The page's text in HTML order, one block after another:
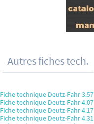
Autres fiches tech.
Fiche technique Deutz-Fahr 3.57
Fiche technique Deutz-Fahr 4.07
Fiche technique Deutz-Fahr 4.17
Fiche technique Deutz-Fahr 4.31